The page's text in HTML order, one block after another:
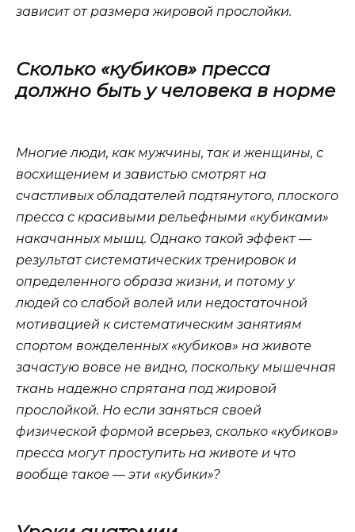
зависит от размера жировой прослойки.
Сколько «кубиков» пресса
должно быть у человека в норме
Многие люди, как мужчины, так и женщины, с
восхищением и завистью смотрят на
счастливых обладателей подтянутого, плоского
пресса с красивыми рельефными «кубиками»
накачанных мышц. Однако такой эффект —
результат систематических тренировок и
определенного образа жизни, и потому у
людей со слабой волей или недостаточной
мотивацией к систематическим занятиям
спортом вожделенных «кубиков» на животе
зачастую вовсе не видно, поскольку мышечная
ткань надежно спрятана под жировой
прослойкой. Но если заняться своей
физической формой всерьез, сколько «кубиков»
пресса могут проступить на животе и что
вообще такое — эти «кубики»?